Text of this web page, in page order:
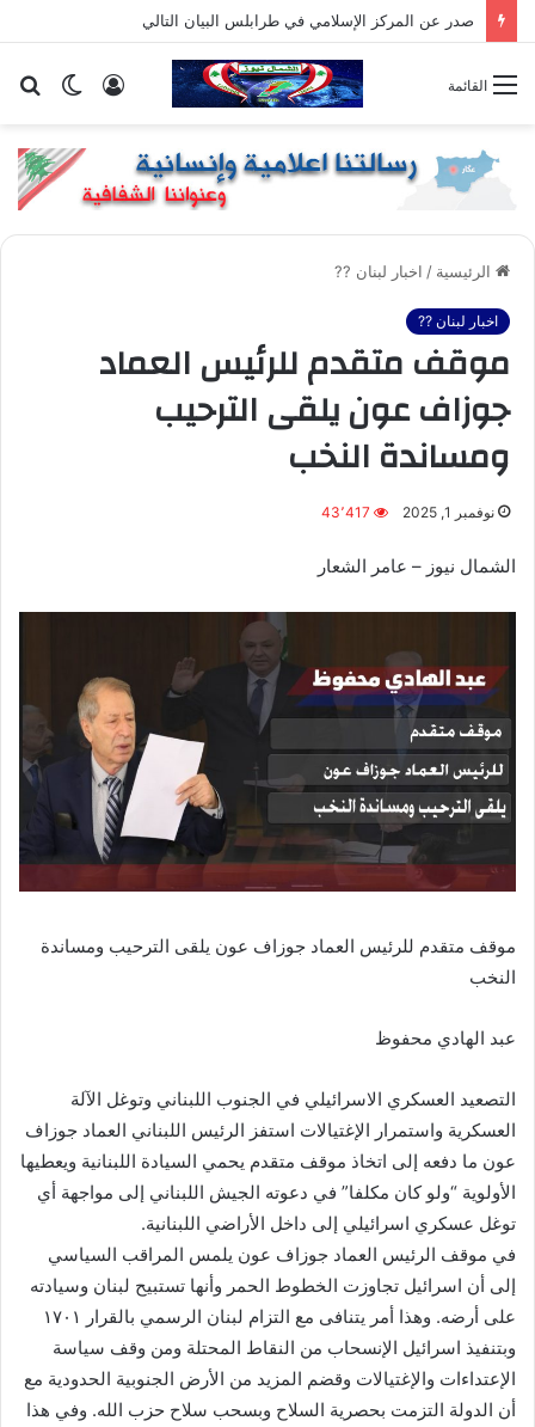
صدر عن المركز الإسلامي في طرابلس البيان التالي
الوضع تسجيل
القائمة
الرئيسية / اخبار لبنان ??
اخبار لبنان ??
موقف متقدم للرئيس العماد
جوزاف عون يلقى الترحيب
ومساندة النخب
نوفمبر 1, 2025 43٬417
الشمال نيوز – عامر الشعار
موقف متقدم للرئيس العماد جوزاف عون يلقى الترحيب ومساندة
النخب
عبد الهادي محفوظ
التصعيد العسكري الاسرائيلي في الجنوب اللبناني وتوغل الآلة
العسكرية واستمرار الإغتيالات استفز الرئيس اللبناني العماد جوزاف
عون ما دفعه إلى اتخاذ موقف متقدم يحمي السيادة اللبنانية ويعطيها
الأولوية “ولو كان مكلفا” في دعوته الجيش اللبناني إلى مواجهة أي
توغل عسكري اسرائيلي إلى داخل الأراضي اللبنانية.
في موقف الرئيس العماد جوزاف عون يلمس المراقب السياسي
إلى أن اسرائيل تجاوزت الخطوط الحمر وأنها تستبيح لبنان وسيادته
على أرضه. وهذا أمر يتنافى مع التزام لبنان الرسمي بالقرار ١٧٠١
وبتنفيذ اسرائيل الإنسحاب من النقاط المحتلة ومن وقف سياسة
الإعتداءات والإغتيالات وقضم المزيد من الأرض الجنوبية الحدودية مع
أن الدولة التزمت بحصرية السلاح وبسحب سلاح حزب الله. وفي هذا